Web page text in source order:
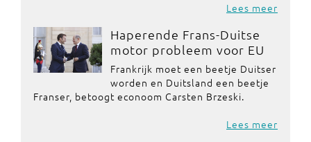
Lees meer
Haperende Frans-Duitse
motor probleem voor EU
Frankrijk moet een beetje Duitser
worden en Duitsland een beetje
Franser, betoogt econoom Carsten Brzeski.
Lees meer